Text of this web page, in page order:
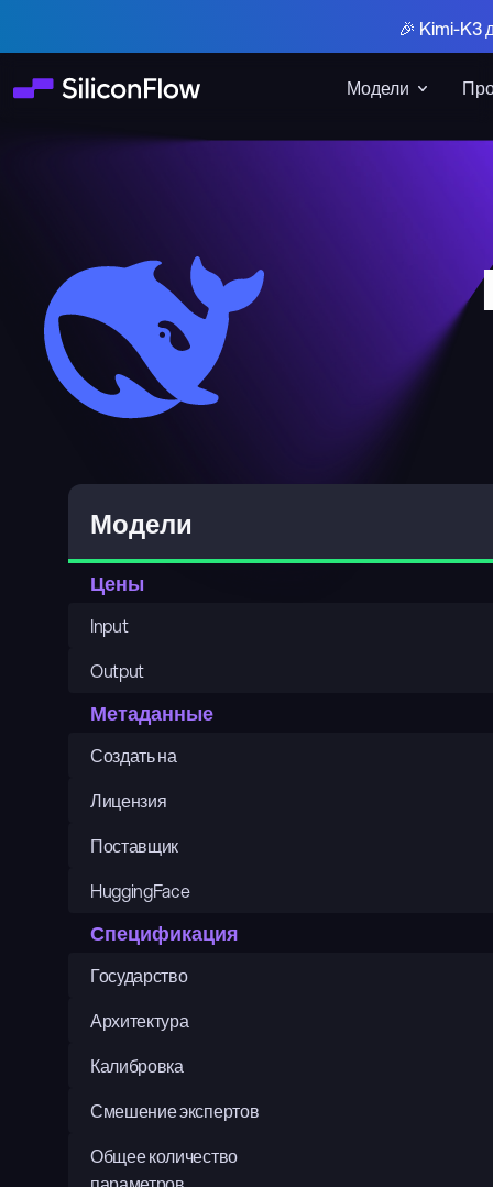
Модели
🎉 Kimi-K3
Модели
Цены
Input
Output
Метаданные
Создать на
Лицензия
Поставщик
HuggingFace
Спецификация
Государство
Архитектура
Калибровка
Смешение экспертов
Общее количество